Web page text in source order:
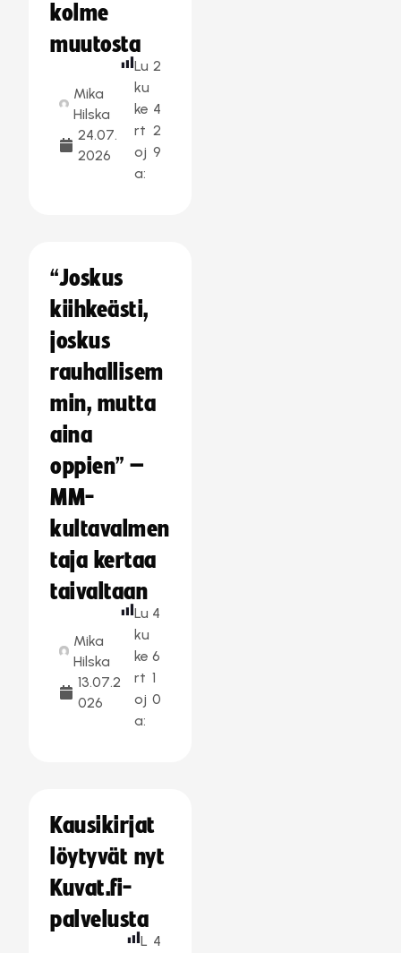
kolme
muutosta
Mika
Hilska
24.07.
2026
Lu
ku
ke
rt
oj
a:
2
4
2
9
“Joskus
kiihkeästi,
joskus
rauhallisem
min, mutta
aina
oppien” –
MM-
kultavalmen
taja kertaa
taivaltaan
Mika
Hilska
13.07.2
026
Lu
ku
ke
rt
oj
a:
4
6
1
0
Kausikirjat
löytyvät nyt
Kuvat.fi-
palvelusta
L 4